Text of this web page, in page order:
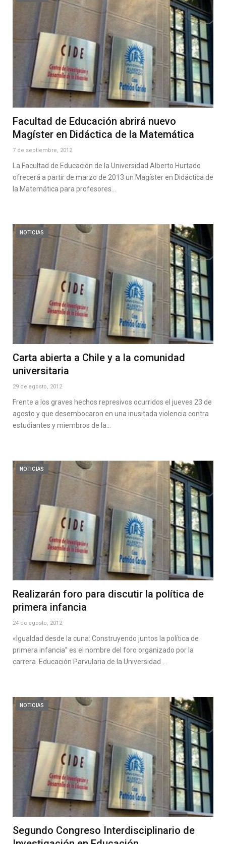
Facultad de Educación abrirá nuevo
Magíster en Didáctica de la Matemática
7 de septiembre, 2012
La Facultad de Educación de la Universidad Alberto Hurtado
ofrecerá a partir de marzo de 2013 un Magíster en Didáctica de
la Matemática para profesores…
NOTICIAS
Carta abierta a Chile y a la comunidad
universitaria
29 de agosto, 2012
Frente a los graves hechos represivos ocurridos el jueves 23 de
agosto y que desembocaron en una inusitada violencia contra
estudiantes y miembros de la…
NOTICIAS
Realizarán foro para discutir la política de
primera infancia
24 de agosto, 2012
«Igualdad desde la cuna: Construyendo juntos la política de
primera infancia” es el nombre del foro organizado por la
carrera Educación Parvularia de la Universidad …
NOTICIAS
Segundo Congreso Interdisciplinario de